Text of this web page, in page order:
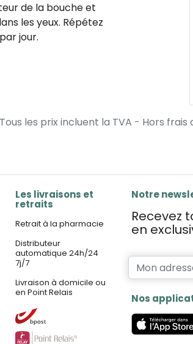
de la bouche et
les yeux. Répétez
jour.
Tous les prix incluent la TVA - Hors frais
Les livraisons et
retraits
Retrait à la pharmacie
Distributeur
automatique 24h/24
7j/7
Livraison à domicile ou
en Point Relais
Notre
Recevez
en
Nos